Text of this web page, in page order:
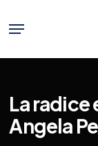
main
content
Menu
La radice
Angela